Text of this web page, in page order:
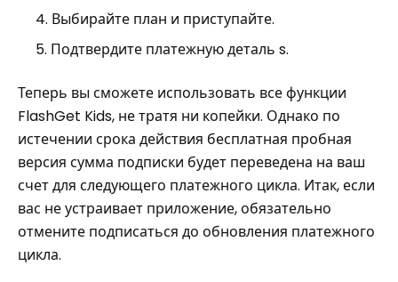
Выбирайте план и приступайте.
Подтвердите платежную деталь s.
Теперь вы сможете использовать все функции
FlashGet Kids, не тратя ни копейки. Однако по
истечении срока действия бесплатная пробная
версия сумма подписки будет переведена на ваш
счет для следующего платежного цикла. Итак, если
вас не устраивает приложение, обязательно
отмените подписаться до обновления платежного
цикла.